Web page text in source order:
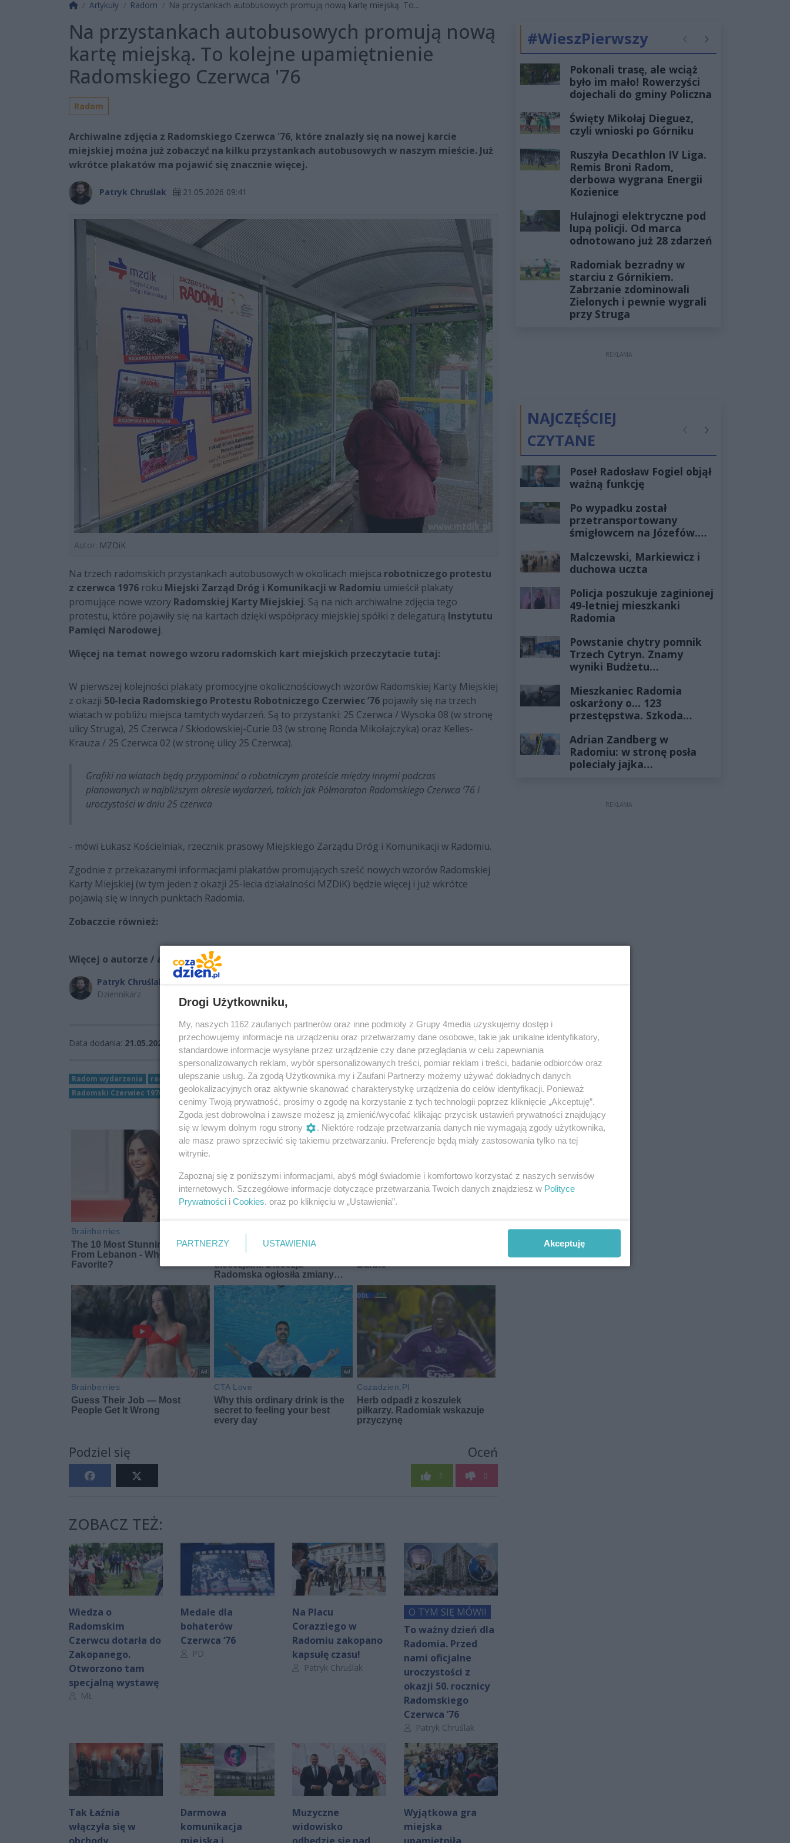
Strona główna
Artykuły Radom Na przystankach autobusowych promują nową kartę miejską. To...
Na przystankach autobusowych promują nową
kartę miejską. To kolejne upamiętnienie
Radomskiego Czerwca '76
Radom
Archiwalne zdjęcia z Radomskiego Czerwca '76, które znalazły się na nowej karcie
miejskiej można już zobaczyć na kilku przystankach autobusowych w naszym mieście. Już
wkrótce plakatów ma pojawić się znacznie więcej.
Patryk Chruślak 21.05.2026 09:41
Autor: MZDiK
Na trzech radomskich przystankach autobusowych w okolicach miejsca robotniczego protestu
z czerwca 1976 roku Miejski Zarząd Dróg i Komunikacji w Radomiu umieścił plakaty
promujące nowe wzory Radomskiej Karty Miejskiej. Są na nich archiwalne zdjęcia tego
protestu, które pojawiły się na kartach dzięki współpracy miejskiej spółki z delegaturą Instytutu
Pamięci Narodowej.
Więcej na temat nowego wzoru radomskich kart miejskich przeczytacie tutaj:
W pierwszej kolejności plakaty promocyjne okolicznościowych wzorów Radomskiej Karty Miejskiej
z okazji 50-lecia Radomskiego Protestu Robotniczego Czerwiec ’76 pojawiły się na trzech
wiatach w pobliżu miejsca tamtych wydarzeń. Są to przystanki: 25 Czerwca / Wysoka 08 (w stronę
ulicy Struga), 25 Czerwca / Skłodowskiej-Curie 03 (w stronę Ronda Mikołajczyka) oraz Kelles-
Krauza / 25 Czerwca 02 (w stronę ulicy 25 Czerwca).
Grafiki na wiatach będą przypominać o robotniczym proteście między innymi podczas
planowanych w najbliższym okresie wydarzeń, takich jak Półmaraton Radomskiego Czerwca ’76 i
uroczystości w dniu 25 czerwca
- mówi Łukasz Kościelniak, rzecznik prasowy Miejskiego Zarządu Dróg i Komunikacji w Radomiu.
Zgodnie z przekazanymi informacjami plakatów promujących sześć nowych wzorów Radomskiej
Karty Miejskiej (w tym jeden z okazji 25-lecia działalności MZDiK) będzie więcej i już wkrótce
pojawią się w innych punktach Radomia.
Zobaczcie również:
Więcej o autorze / autorach:
Patryk Chruślak
Dziennikarz
Data dodania: 21.05.2026 09:41
Radom wydarzenia radomski czerwiec karta miejska przystanki
MZDiK Radom
Radomski Czerwiec 1976 roku
Podziel się Oceń
1 0
ZOBACZ TEŻ:
Wiedza o
Radomskim
Czerwcu dotarła do
Zakopanego.
Otworzono tam
specjalną wystawę
Autor artykułu:
MŁ
Medale dla
bohaterów
Czerwca ‘76
Autor artykułu:
PD
Na Placu
Corazziego w
Radomiu zakopano
kapsułę czasu!
Autor artykułu:
Patryk Chruślak
O TYM SIĘ MÓWI!
To ważny dzień dla
Radomia. Przed
nami oficjalne
uroczystości z
okazji 50. rocznicy
Radomskiego
Czerwca ’76
Autor artykułu:
Patryk Chruślak
Tak Łaźnia
włączyła się w
Darmowa
komunikacja
Muzyczne
widowisko
Wyjątkowa gra
miejska
#WieszPierwszy PoprzednieNastępne
Pokonali trasę, ale wciąż
było im mało! Rowerzyści
dojechali do gminy Policzna
Święty Mikołaj Dieguez,
czyli wnioski po Górniku
Ruszyła Decathlon IV Liga.
Remis Broni Radom,
derbowa wygrana Energii
Kozienice
Hulajnogi elektryczne pod
lupą policji. Od marca
odnotowano już 28 zdarzeń
Radomiak bezradny w
starciu z Górnikiem.
Zabrzanie zdominowali
Zielonych i pewnie wygrali
przy Struga
REKLAMA
NAJCZĘŚCIEJ
CZYTANE
PoprzednieNastępne
Poseł Radosław Fogiel objął
ważną funkcję
Po wypadku został
przetransportowany
śmigłowcem na Józefów.
żyłach
Malczewski, Markiewicz i
duchowa uczta
Policja poszukuje zaginionej
49-letniej mieszkanki
Radomia
Powstanie chytry pomnik
Trzech Cytryn. Znamy
wyniki Budżetu
Mieszkaniec Radomia
oskarżony o... 123
przestępstwa. Szkoda
złotych
Adrian Zandberg w
Radomiu: w stronę posła
poleciały jajka…
REKLAMA
Drogi Użytkowniku,
My, naszych 1162 zaufanych partnerów oraz inne podmioty z Grupy 4media uzyskujemy dostęp i
przechowujemy informacje na urządzeniu oraz przetwarzamy dane osobowe, takie jak unikalne identyfikatory,
standardowe informacje wysyłane przez urządzenie czy dane przeglądania w celu zapewniania
spersonalizowanych reklam, wybór spersonalizowanych treści, pomiar reklam i treści, badanie odbiorców oraz
ulepszanie usług. Za zgodą Użytkownika my i Zaufani Partnerzy możemy używać dokładnych danych
geolokalizacyjnych oraz aktywnie skanować charakterystykę urządzenia do celów identyfikacji. Ponieważ
cenimy Twoją prywatność, prosimy o zgodę na korzystanie z tych technologii poprzez kliknięcie „Akceptuję”.
Zgoda jest dobrowolna i zawsze możesz ją zmienić/wycofać klikając przycisk ustawień prywatności znajdujący
się w lewym dolnym rogu strony
. Niektóre rodzaje przetwarzania danych nie wymagają zgody użytkownika,
ale masz prawo sprzeciwić się takiemu przetwarzaniu. Preferencje będą miały zastosowania tylko na tej
witrynie.
Zapoznaj się z poniższymi informacjami, abyś mógł świadomie i komfortowo korzystać z naszych serwisów
internetowych. Szczegółowe informacje dotyczące przetwarzania Twoich danych znajdziesz w Polityce
Prywatności i Cookies. oraz po kliknięciu w „Ustawienia”.
PARTNERZY USTAWIENIA Akceptuję